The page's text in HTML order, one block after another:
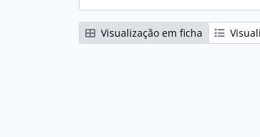
Visualização em ficha